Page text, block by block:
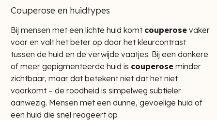
Couperose en huidtypes
Bij mensen met een lichte huid komt couperose vaker
voor en valt het beter op door het kleurcontrast
tussen de huid en de verwijde vaatjes. Bij een donkere
of meer gepigmenteerde huid is couperose minder
zichtbaar, maar dat betekent niet dat het niet
voorkomt – de roodheid is simpelweg subtieler
aanwezig. Mensen met een dunne, gevoelige huid of
een huid die snel reageert op